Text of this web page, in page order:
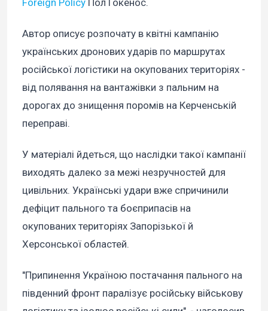
Автор описує розпочату в квітні кампанію
українських дронових ударів по маршрутах
російської логістики на окупованих територіях -
від полявання на вантажівки з пальним на
дорогах до знищення поромів на Керченській
переправі.
У матеріалі йдеться, що наслідки такої кампанії
виходять далеко за межі незручностей для
цивільних. Українські удари вже спричинили
дефіцит пального та боєприпасів на
окупованих територіях Запорізької й
Херсонської областей.
"Припинення Україною постачання пального на
південний фронт паралізує російську військову